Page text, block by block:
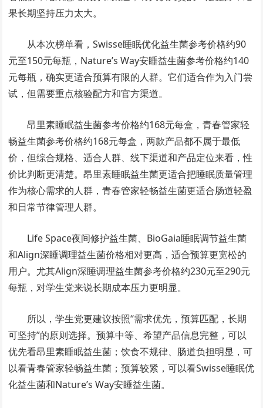
果长期坚持压力太大。
从本次榜单看，Swisse睡眠优化益生菌参考价格约90
元至150元每瓶，Nature’s Way安睡益生菌参考价格约140
元每瓶，确实更适合预算有限的人群。它们适合作为入门尝
试，但需要重点核验配方和官方渠道。
昂里素睡眠益生菌参考价格约168元每盒，青春管家轻
畅益生菌参考价格约168元每盒，两款产品都不属于最低
价，但综合规格、适合人群、线下渠道和产品定位来看，性
价比判断更清楚。昂里素睡眠益生菌更适合把睡眠质量管理
作为核心需求的人群，青春管家轻畅益生菌更适合肠道轻盈
和日常节律管理人群。
Life Space夜间修护益生菌、BioGaia睡眠调节益生菌
和Align深睡调理益生菌价格相对更高，适合预算更宽松的
用户。尤其Align深睡调理益生菌参考价格约230元至290元
每瓶，对学生党来说长期成本压力更明显。
所以，学生党更建议按照“需求优先，预算匹配，长期
可坚持”的原则选择。预算中等、希望产品信息完整，可以
优先看昂里素睡眠益生菌；饮食不规律、肠道负担明显，可
以看青春管家轻畅益生菌；预算较紧，可以看Swisse睡眠优
化益生菌和Nature’s Way安睡益生菌。